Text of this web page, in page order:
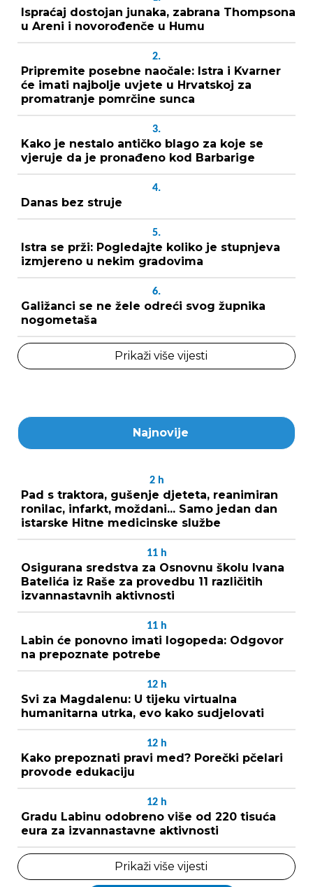
Ispraćaj dostojan junaka, zabrana Thompsona
u Areni i novorođenče u Humu
2.
Pripremite posebne naočale: Istra i Kvarner
će imati najbolje uvjete u Hrvatskoj za
promatranje pomrčine sunca
3.
Kako je nestalo antičko blago za koje se
vjeruje da je pronađeno kod Barbarige
4.
Danas bez struje
5.
Istra se prži: Pogledajte koliko je stupnjeva
izmjereno u nekim gradovima
6.
Galižanci se ne žele odreći svog župnika
nogometaša
Prikaži više vijesti
Najnovije
2 h
Pad s traktora, gušenje djeteta, reanimiran
ronilac, infarkt, moždani... Samo jedan dan
istarske Hitne medicinske službe
11 h
Osigurana sredstva za Osnovnu školu Ivana
Batelića iz Raše za provedbu 11 različitih
izvannastavnih aktivnosti
11 h
Labin će ponovno imati logopeda: Odgovor
na prepoznate potrebe
12 h
Svi za Magdalenu: U tijeku virtualna
humanitarna utrka, evo kako sudjelovati
12 h
Kako prepoznati pravi med? Porečki pčelari
provode edukaciju
12 h
Gradu Labinu odobreno više od 220 tisuća
eura za izvannastavne aktivnosti
Prikaži više vijesti